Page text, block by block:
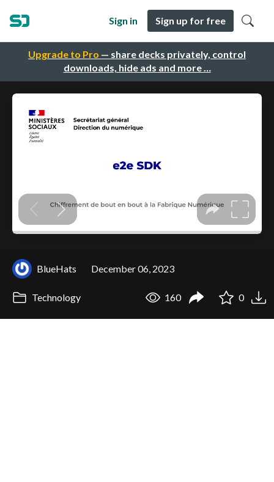
Upgrade to Pro — share decks privately, control
downloads, hide ads and more …
Sign in Sign up for free
BlueHats December 06, 2023
Technology 160 0